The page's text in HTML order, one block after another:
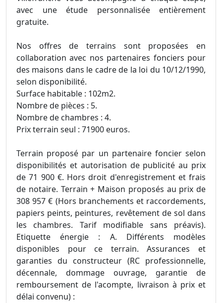
avec une étude personnalisée entièrement
gratuite.
Nos offres de terrains sont proposées en
collaboration avec nos partenaires fonciers pour
des maisons dans le cadre de la loi du 10/12/1990,
selon disponibilité.
Surface habitable : 102m2.
Nombre de pièces : 5.
Nombre de chambres : 4.
Prix terrain seul : 71900 euros.
Terrain proposé par un partenaire foncier selon
disponibilités et autorisation de publicité au prix
de 71 900 €. Hors droit d'enregistrement et frais
de notaire. Terrain + Maison proposés au prix de
308 957 € (Hors branchements et raccordements,
papiers peints, peintures, revêtement de sol dans
les chambres. Tarif modifiable sans préavis).
Etiquette énergie : A. Différents modèles
disponibles pour ce terrain. Assurances et
garanties du constructeur (RC professionnelle,
décennale, dommage ouvrage, garantie de
remboursement de l'acompte, livraison à prix et
délai convenu) :